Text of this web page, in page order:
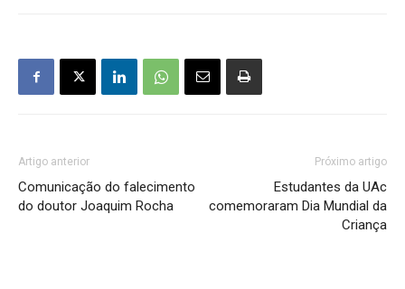
Artigo anterior
Comunicação do falecimento
do doutor Joaquim Rocha
Próximo artigo
Estudantes da UAc
comemoraram Dia Mundial da
Criança